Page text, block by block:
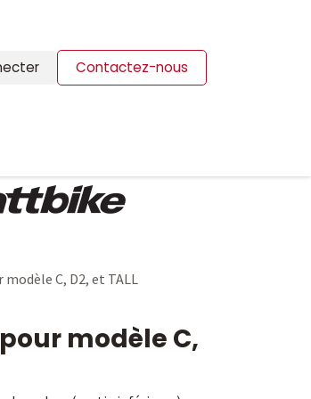
Contactez-nous
C, D2, et TALL
modèle C,